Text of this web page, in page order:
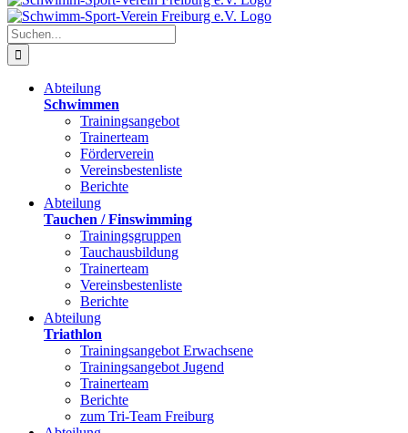
Suche
nach:
Abteilung
Schwimmen
Trainingsangebot
Trainerteam
Förderverein
Vereinsbestenliste
Berichte
Abteilung
Tauchen / Finswimming
Trainingsgruppen
Tauchausbildung
Trainerteam
Vereinsbestenliste
Berichte
Abteilung
Triathlon
Trainingsangebot Erwachsene
Trainingsangebot Jugend
Trainerteam
Berichte
zum Tri-Team Freiburg